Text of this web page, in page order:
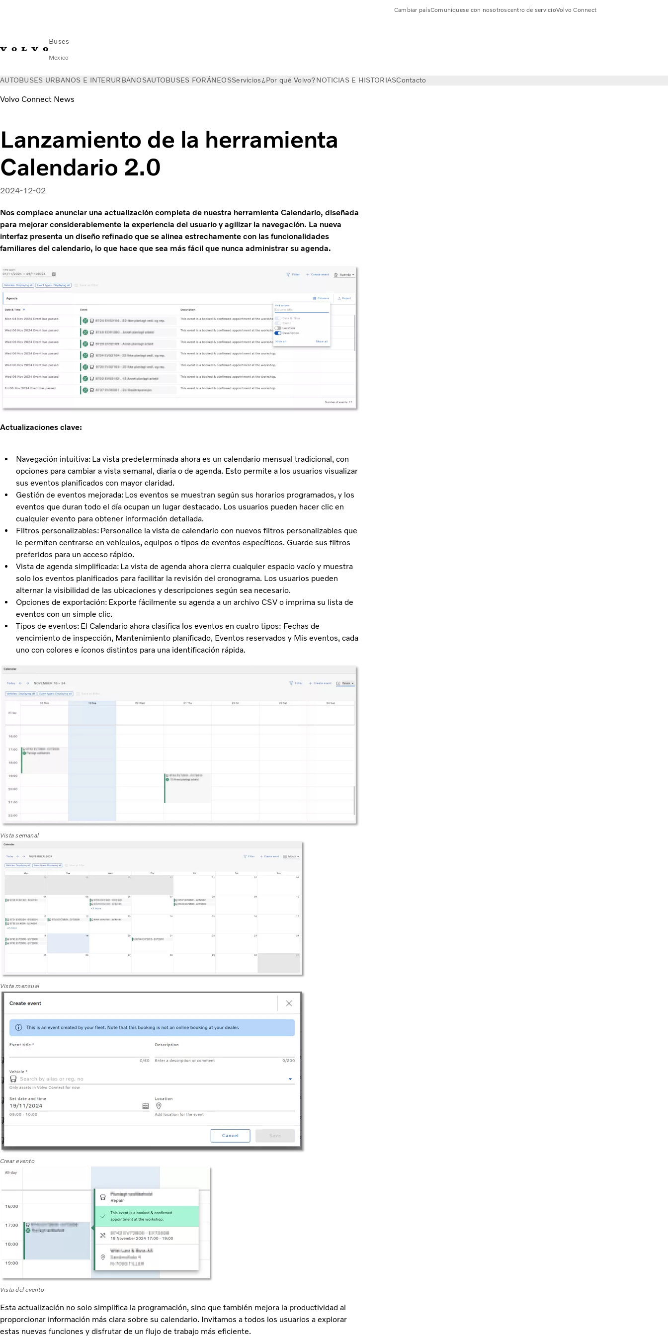
Buses
Mexico
Cambiar paísComuníquese con nosotroscentro de servicioVolvo Connect
AUTOBUSES URBANOS E INTERURBANOSAUTOBUSES FORÁNEOSServicios¿Por qué Volvo?NOTICIAS E HISTORIASContacto
Volvo Connect News
Lanzamiento de la herramienta
Calendario 2.0
2024-12-02
Nos complace anunciar una actualización completa de nuestra herramienta Calendario, diseñada
para mejorar considerablemente la experiencia del usuario y agilizar la navegación. La nueva
interfaz presenta un diseño refinado que se alinea estrechamente con las funcionalidades
familiares del calendario, lo que hace que sea más fácil que nunca administrar su agenda.
Actualizaciones clave:
Navegación intuitiva: La vista predeterminada ahora es un calendario mensual tradicional, con
opciones para cambiar a vista semanal, diaria o de agenda. Esto permite a los usuarios visualizar
sus eventos planificados con mayor claridad.
Gestión de eventos mejorada: Los eventos se muestran según sus horarios programados, y los
eventos que duran todo el día ocupan un lugar destacado. Los usuarios pueden hacer clic en
cualquier evento para obtener información detallada.
Filtros personalizables: Personalice la vista de calendario con nuevos filtros personalizables que
le permiten centrarse en vehículos, equipos o tipos de eventos específicos. Guarde sus filtros
preferidos para un acceso rápido.
Vista de agenda simplificada: La vista de agenda ahora cierra cualquier espacio vacío y muestra
solo los eventos planificados para facilitar la revisión del cronograma. Los usuarios pueden
alternar la visibilidad de las ubicaciones y descripciones según sea necesario.
Opciones de exportación: Exporte fácilmente su agenda a un archivo CSV o imprima su lista de
eventos con un simple clic.
Tipos de eventos: El Calendario ahora clasifica los eventos en cuatro tipos: Fechas de
vencimiento de inspección, Mantenimiento planificado, Eventos reservados y Mis eventos, cada
uno con colores e íconos distintos para una identificación rápida.
Vista semanal
Vista mensual
Crear evento
Vista del evento
Esta actualización no solo simplifica la programación, sino que también mejora la productividad al
proporcionar información más clara sobre su calendario. Invitamos a todos los usuarios a explorar
estas nuevas funciones y disfrutar de un flujo de trabajo más eficiente.